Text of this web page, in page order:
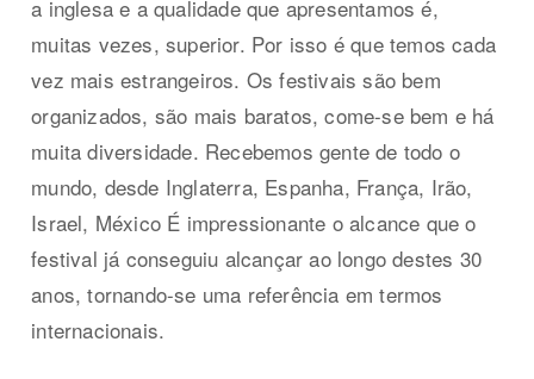
a inglesa e a qualidade que apresentamos é,
muitas vezes, superior. Por isso é que temos cada
vez mais estrangeiros. Os festivais são bem
organizados, são mais baratos, come-se bem e há
muita diversidade. Recebemos gente de todo o
mundo, desde Inglaterra, Espanha, França, Irão,
Israel, México É impressionante o alcance que o
festival já conseguiu alcançar ao longo destes 30
anos, tornando-se uma referência em termos
internacionais.